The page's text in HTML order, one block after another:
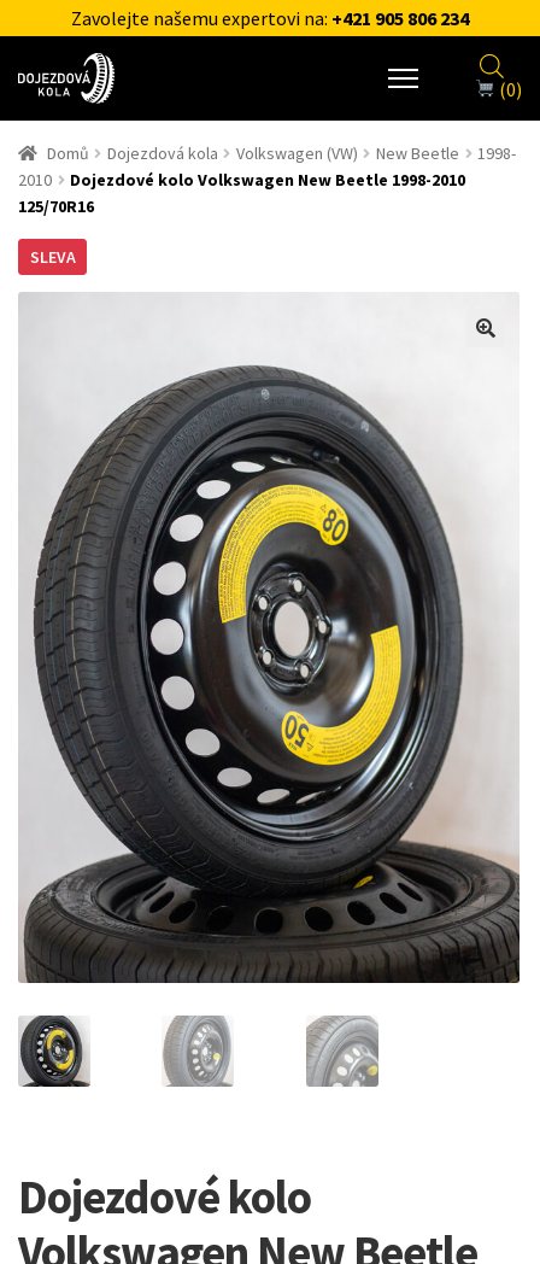
Zavolejte našemu expertovi na: +421 905 806 234
(0)
Domů Dojezdová kola Volkswagen (VW) New Beetle
1998-
2010
Dojezdové kolo Volkswagen New Beetle 1998-2010
125/70R16
SLEVA
Dojezdové kolo
Volkswagen New Beetle